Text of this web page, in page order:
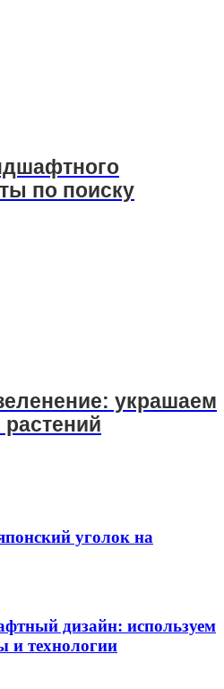
по поиску
украшаем
уголок на
дизайн: используем
и технологии